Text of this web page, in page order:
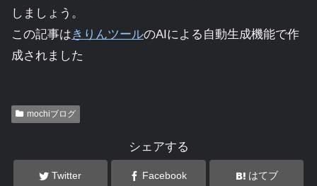
しましょう。
この記事はきりんツールのAIによる自動生成機能で作
成されました
mochiブログ
シェアする
Twitter Facebook はてブ